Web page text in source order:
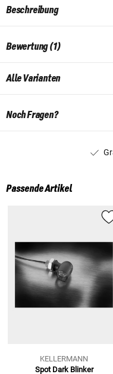
Beschreibung
Bewertung (1)
Alle Varianten
Noch Fragen?
Passende Artikel
KELLERMANN
Spot Dark Blinker